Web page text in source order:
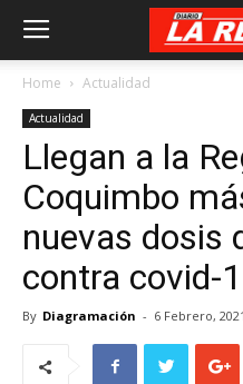
Home Actualidad
Actualidad
Llegan a la
Coquimbo
nuevas dosis
contra covid-
By Diagramación - 6 Febrero, 2021